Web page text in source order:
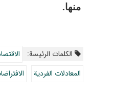
منها.
الکلمات الرئيسة:
المعادلات الفردية